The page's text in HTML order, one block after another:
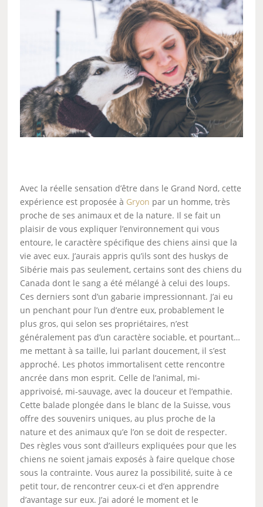
Avec la réelle sensation d’être dans le Grand Nord, cette
expérience est proposée à Gryon par un homme, très
proche de ses animaux et de la nature. Il se fait un
plaisir de vous expliquer l’environnement qui vous
entoure, le caractère spécifique des chiens ainsi que la
vie avec eux. J’aurais appris qu’ils sont des huskys de
Sibérie mais pas seulement, certains sont des chiens du
Canada dont le sang a été mélangé à celui des loups.
Ces derniers sont d’un gabarie impressionnant. J’ai eu
un penchant pour l’un d’entre eux, probablement le
plus gros, qui selon ses propriétaires, n’est
généralement pas d’un caractère sociable, et pourtant…
me mettant à sa taille, lui parlant doucement, il s’est
approché. Les photos immortalisent cette rencontre
ancrée dans mon esprit. Celle de l’animal, mi-
apprivoisé, mi-sauvage, avec la douceur et l’empathie.
Cette balade plongée dans le blanc de la Suisse, vous
offre des souvenirs uniques, au plus proche de la
nature et des animaux qu’e l’on se doit de respecter.
Des règles vous sont d’ailleurs expliquées pour que les
chiens ne soient jamais exposés à faire quelque chose
sous la contrainte. Vous aurez la possibilité, suite à ce
petit tour, de rencontrer ceux-ci et d’en apprendre
d’avantage sur eux. J’ai adoré le moment et le